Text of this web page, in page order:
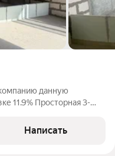
данную
11.9% Просторная 3-
на 11 этаже из 12,
Написать